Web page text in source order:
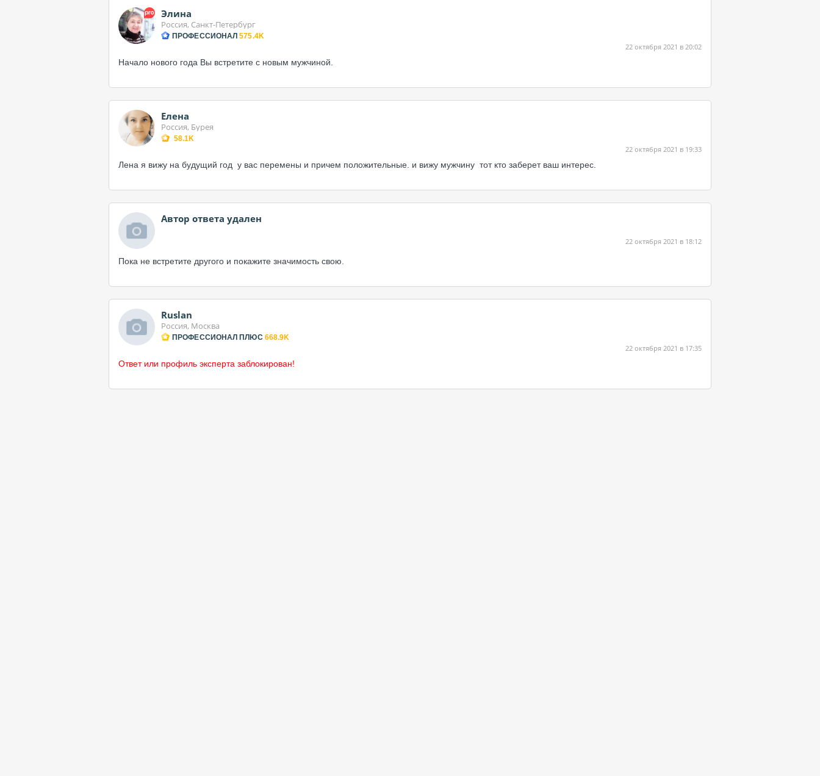
Элина
Россия, Санкт-Петербург
ПРОФЕССИОНАЛ 575.4K
22 октября 2021 в 20:02
Начало нового года Вы встретите с новым мужчиной.
Елена
Россия, Бурея
58.1K
22 октября 2021 в 19:33
Лена я вижу на будущий год у вас перемены и причем положительные. и вижу мужчину тот кто заберет ваш интерес.
Автор ответа удален
22 октября 2021 в 18:12
Пока не встретите другого и покажите значимость свою.
Ruslan
Россия, Москва
ПРОФЕССИОНАЛ ПЛЮС 668.9K
22 октября 2021 в 17:35
Ответ или профиль эксперта заблокирован!